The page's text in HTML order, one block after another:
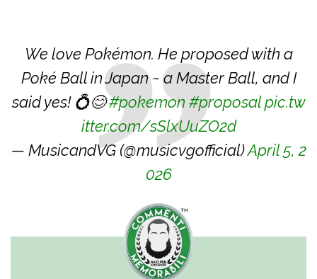
We love Pokémon. He proposed with a
Poké Ball in Japan ~ a Master Ball, and I
said yes! 💍😊#pokemon #proposal pic.tw
itter.com/sSlxUuZO2d
— MusicandVG (@musicvgofficial)April 5, 2
026